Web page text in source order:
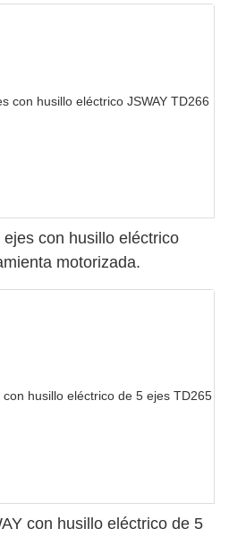
con husillo eléctrico
motorizada.
con husillo eléctrico de 5